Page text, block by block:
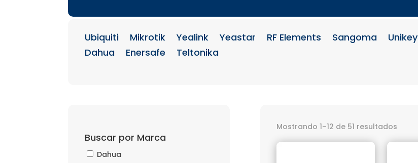
Ubiquiti Mikrotik Yealink Yeastar RF Elements Sangoma Unikey
Dahua
Enersafe Teltonika
Buscar por Marca
Dahua
Mostrando 1–12 de 51 resultados